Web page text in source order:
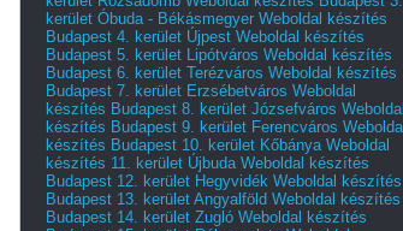
kerület Óbuda - Békásmegyer Weboldal készítés
Budapest 4. kerület Újpest Weboldal készítés
Budapest 5. kerület Lipótváros Weboldal készítés
Budapest 6. kerület Terézváros Weboldal készítés
Budapest 7. kerület Erzsébetváros Weboldal
készítés Budapest 8. kerület Józsefváros Weboldal
készítés Budapest 9. kerület Ferencváros
készítés Budapest 10. kerület Kőbánya Weboldal
készítés 11. kerület Újbuda Weboldal készítés
Budapest 12. kerület Hegyvidék Weboldal készítés
Budapest 13. kerület Angyalföld Weboldal készítés
Budapest 14. kerület Zugló Weboldal készítés